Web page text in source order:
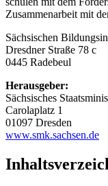
Zusammenarbeit mit
Sächsischen
Dresdner Straße 78 c
0445 Radebeul
Herausgeber:
Sächsisches
Carolaplatz 1
01097 Dresden
www.smk.sachsen.de